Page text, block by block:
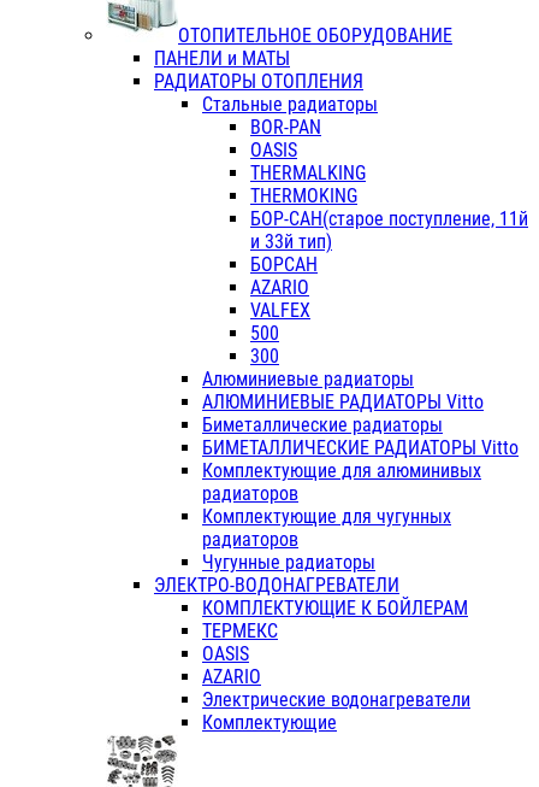
ОТОПИТЕЛЬНОЕ ОБОРУДОВАНИЕ
ПАНЕЛИ и МАТЫ
РАДИАТОРЫ ОТОПЛЕНИЯ
Стальные радиаторы
BOR-PAN
OASIS
THERMALKING
THERMOKING
БОР-САН(старое поступление, 11й
и 33й тип)
БОРСАН
AZARIO
VALFEX
500
300
Алюминиевые радиаторы
АЛЮМИНИЕВЫЕ РАДИАТОРЫ Vitto
Биметаллические радиаторы
БИМЕТАЛЛИЧЕСКИЕ РАДИАТОРЫ Vitto
Комплектующие для алюминивых
радиаторов
Комплектующие для чугунных
радиаторов
Чугунные радиаторы
ЭЛЕКТРО-ВОДОНАГРЕВАТЕЛИ
КОМПЛЕКТУЮЩИЕ К БОЙЛЕРАМ
ТЕРМЕКС
OASIS
AZARIO
Электрические водонагреватели
Комплектующие